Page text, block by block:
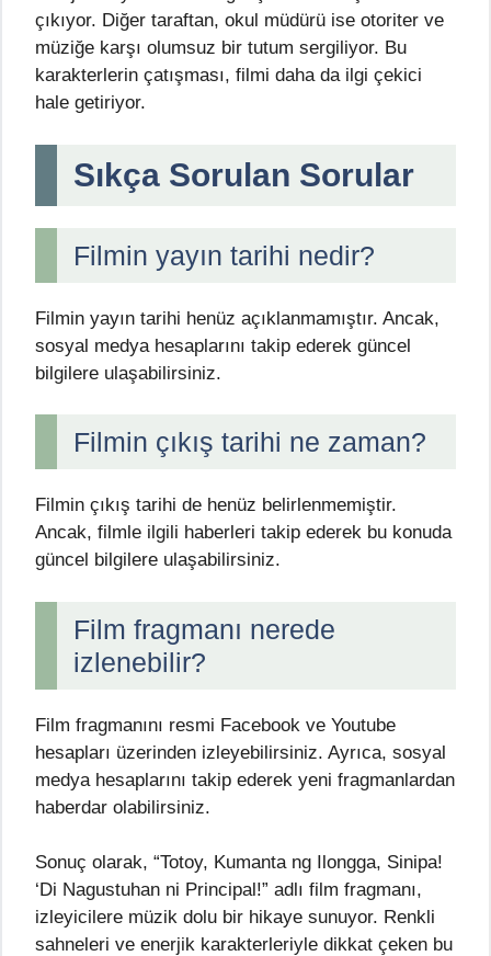
çıkıyor. Diğer taraftan, okul müdürü ise otoriter ve
müziğe karşı olumsuz bir tutum sergiliyor. Bu
karakterlerin çatışması, filmi daha da ilgi çekici
hale getiriyor.
Sıkça Sorulan Sorular
Filmin yayın tarihi nedir?
Filmin yayın tarihi henüz açıklanmamıştır. Ancak,
sosyal medya hesaplarını takip ederek güncel
bilgilere ulaşabilirsiniz.
Filmin çıkış tarihi ne zaman?
Filmin çıkış tarihi de henüz belirlenmemiştir.
Ancak, filmle ilgili haberleri takip ederek bu konuda
güncel bilgilere ulaşabilirsiniz.
Film fragmanı nerede
izlenebilir?
Film fragmanını resmi Facebook ve Youtube
hesapları üzerinden izleyebilirsiniz. Ayrıca, sosyal
medya hesaplarını takip ederek yeni fragmanlardan
haberdar olabilirsiniz.
Sonuç olarak, “Totoy, Kumanta ng Ilongga, Sinipa!
‘Di Nagustuhan ni Principal!” adlı film fragmanı,
izleyicilere müzik dolu bir hikaye sunuyor. Renkli
sahneleri ve enerjik karakterleriyle dikkat çeken bu